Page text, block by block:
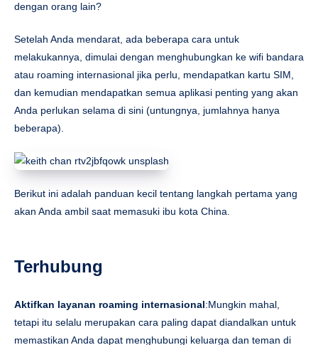
dengan orang lain?
Setelah Anda mendarat, ada beberapa cara untuk
melakukannya, dimulai dengan menghubungkan ke wifi bandara
atau roaming internasional jika perlu, mendapatkan kartu SIM,
dan kemudian mendapatkan semua aplikasi penting yang akan
Anda perlukan selama di sini (untungnya, jumlahnya hanya
beberapa).
Berikut ini adalah panduan kecil tentang langkah pertama yang
akan Anda ambil saat memasuki ibu kota China.
Terhubung
Aktifkan layanan roaming internasional:Mungkin mahal,
tetapi itu selalu merupakan cara paling dapat diandalkan untuk
memastikan Anda dapat menghubungi keluarga dan teman di